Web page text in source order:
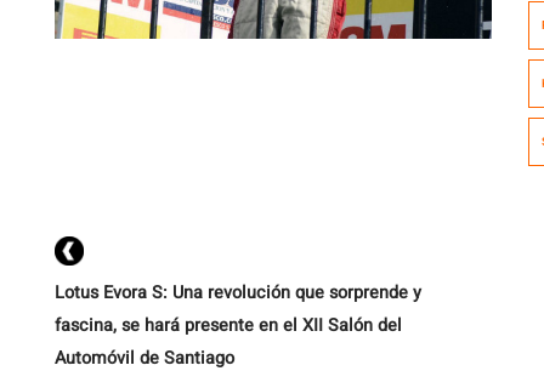
Lotus Evora S: Una revolución que sorprende y
fascina, se hará presente en el XII Salón del
Automóvil de Santiago